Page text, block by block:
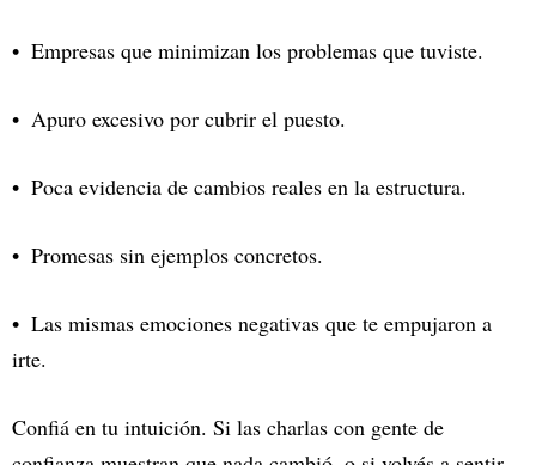
Empresas que minimizan los problemas que tuviste.
Apuro excesivo por cubrir el puesto.
Poca evidencia de cambios reales en la estructura.
Promesas sin ejemplos concretos.
Las mismas emociones negativas que te empujaron a
irte.
Confiá en tu intuición. Si las charlas con gente de